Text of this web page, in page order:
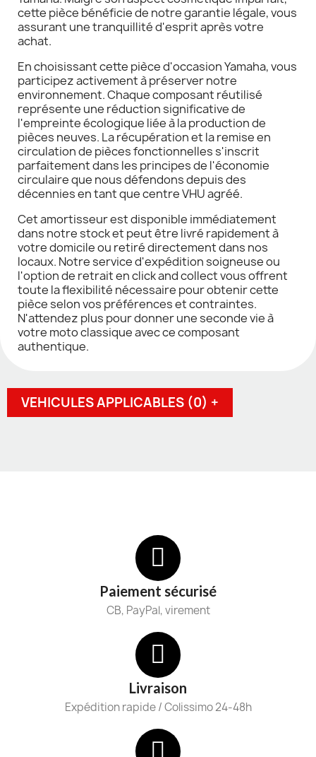
cette pièce bénéficie de notre garantie légale, vous
assurant une tranquillité d'esprit après votre
achat.
En choisissant cette pièce d'occasion Yamaha, vous
participez activement à préserver notre
environnement. Chaque composant réutilisé
représente une réduction significative de
l'empreinte écologique liée à la production de
pièces neuves. La récupération et la remise en
circulation de pièces fonctionnelles s'inscrit
parfaitement dans les principes de l'économie
circulaire que nous défendons depuis des
décennies en tant que centre VHU agréé.
Cet amortisseur est disponible immédiatement
dans notre stock et peut être livré rapidement à
votre domicile ou retiré directement dans nos
locaux. Notre service d'expédition soigneuse ou
l'option de retrait en click and collect vous offrent
toute la flexibilité nécessaire pour obtenir cette
pièce selon vos préférences et contraintes.
N'attendez plus pour donner une seconde vie à
votre moto classique avec ce composant
authentique.
VEHICULES APPLICABLES (0) +
Paiement sécurisé
CB, PayPal, virement
Livraison
Expédition rapide / Colissimo 24-48h